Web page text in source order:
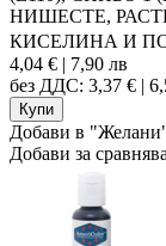
НИШЕСТЕ,
КИСЕЛИНА И
4,04 € | 7,90 лв
без ДДС: 3,37 € |
Добави в
Добави за